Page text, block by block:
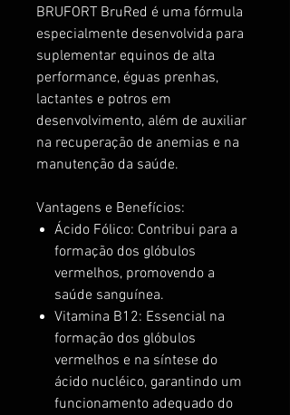
BRUFORT BruRed é uma fórmula
especialmente desenvolvida para
suplementar equinos de alta
performance, éguas prenhas,
lactantes e potros em
desenvolvimento, além de auxiliar
na recuperação de anemias e na
manutenção da saúde.
Vantagens e Benefícios:
Ácido Fólico: Contribui para a
formação dos glóbulos
vermelhos, promovendo a
saúde sanguínea.
Vitamina B12: Essencial na
formação dos glóbulos
vermelhos e na síntese do
ácido nucléico, garantindo um
funcionamento adequado do